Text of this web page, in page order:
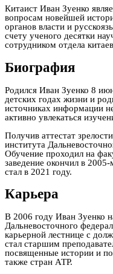
Китаист Иван Зуенко
вопросам новейшей
органов власти и
счету ученого десятки
сотрудником отдела
Биография
Родился Иван Зуенко 8
детских годах жизни и
источниках информации
активно увлекаться
Получив аттестат
института
Обучение проходил на
заведение окончил в
стал в 2021 году.
Карьера
В 2006 году Иван Зуенко
Дальневосточного
карьерной лестнице с
стал старшим
посвященные истории и
также стран АТР.